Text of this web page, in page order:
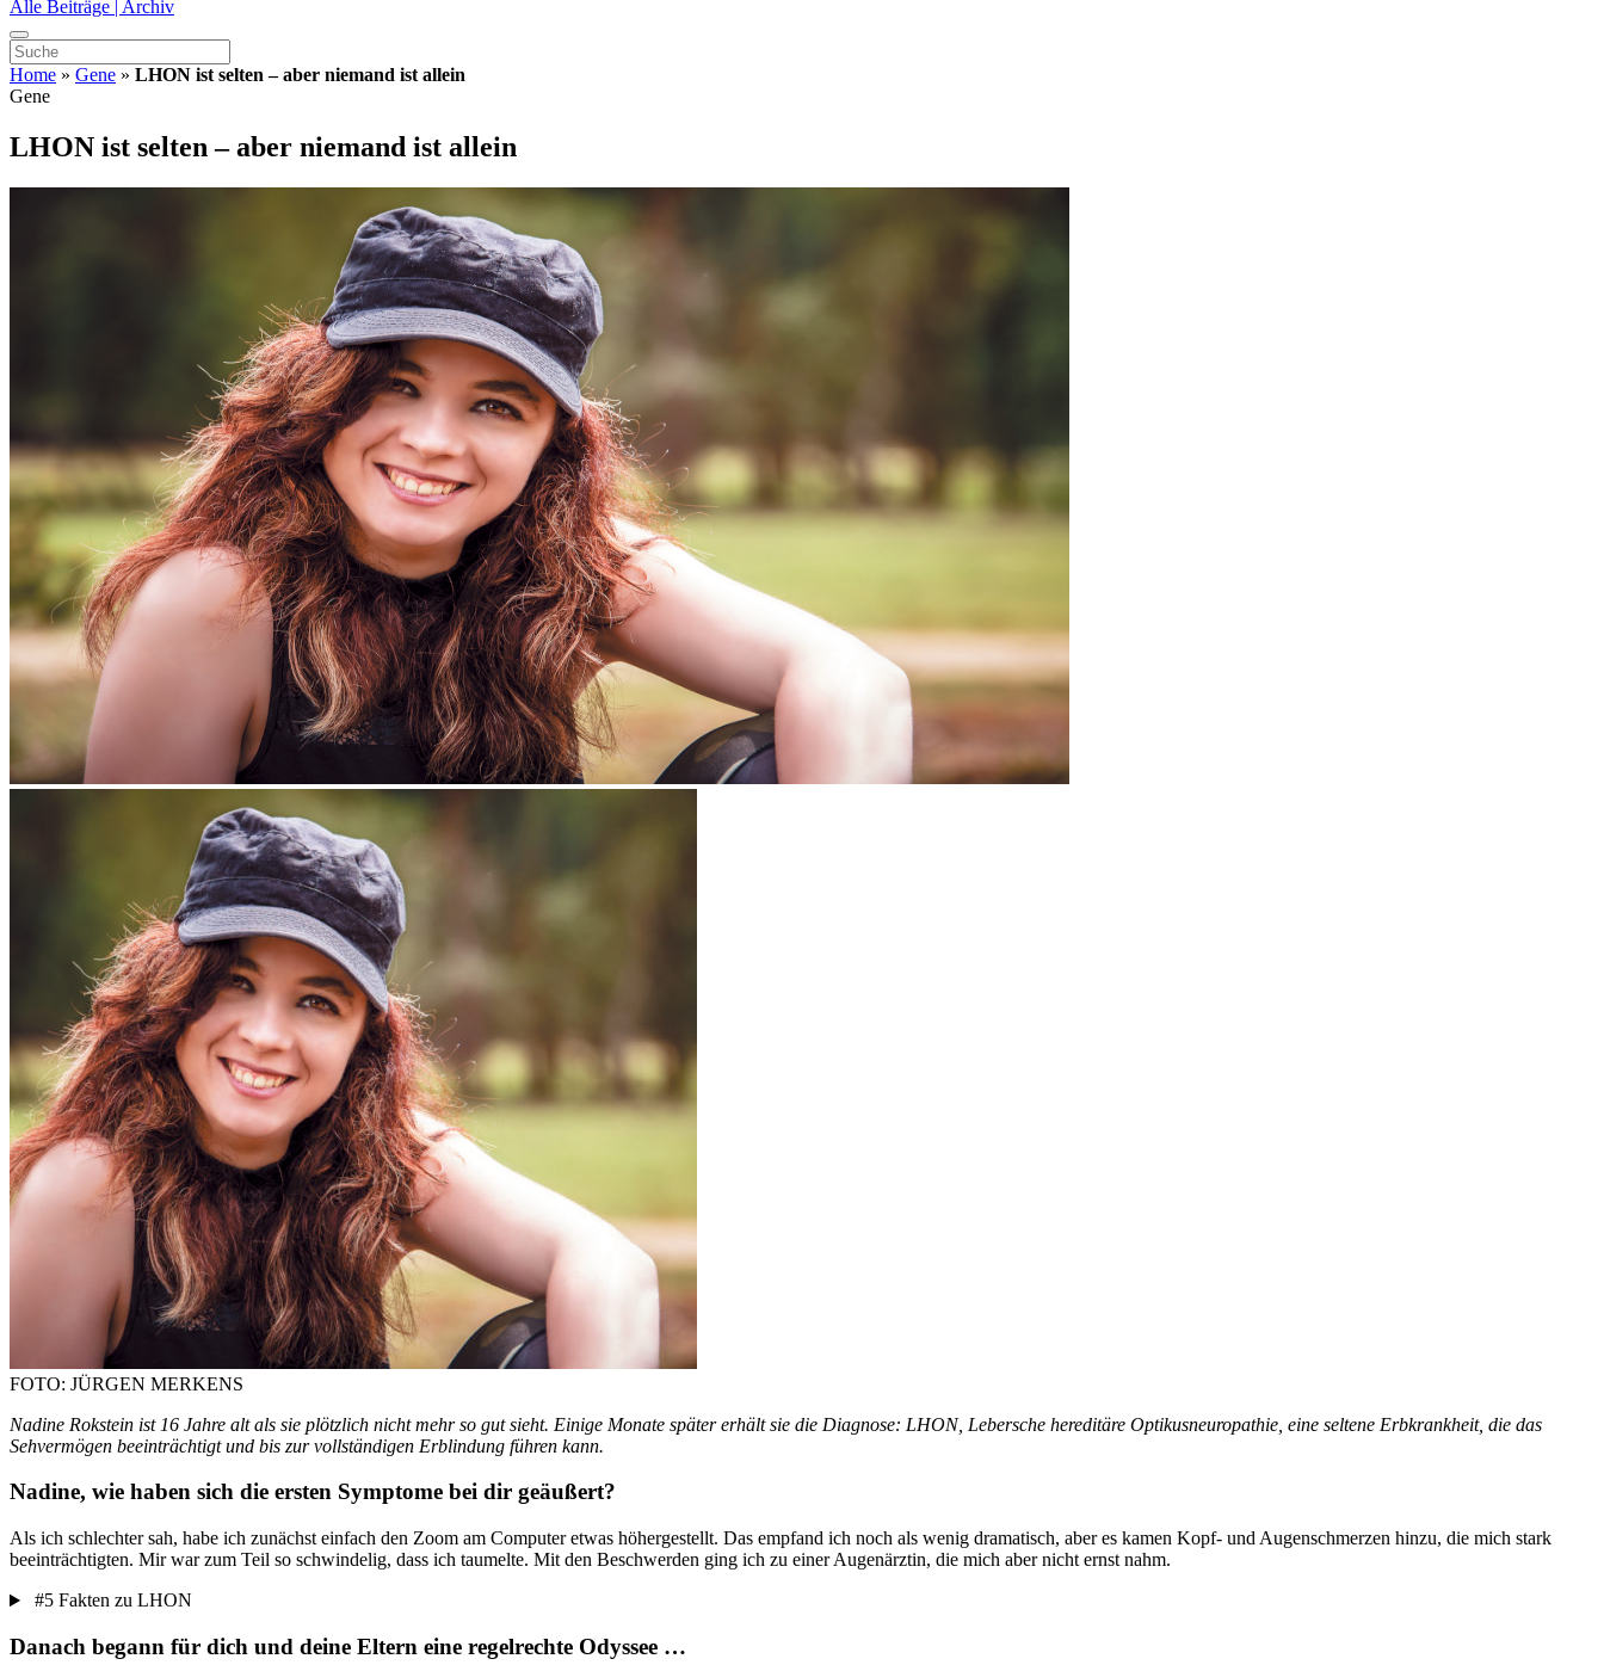
Alle Beiträge | Archiv
Home » Gene » LHON ist selten – aber niemand ist allein
Gene
LHON ist selten – aber niemand ist allein
FOTO: JÜRGEN MERKENS
Nadine Rokstein ist 16 Jahre alt als sie plötzlich nicht mehr so gut sieht. Einige Monate später erhält sie die Diagnose: LHON, Lebersche hereditäre Optikusneuropathie, eine seltene Erbkrankheit, die das
Sehvermögen beeinträchtigt und bis zur vollständigen Erblindung führen kann.
Nadine, wie haben sich die ersten Symptome bei dir geäußert?
Als ich schlechter sah, habe ich zunächst einfach den Zoom am Computer etwas höhergestellt. Das empfand ich noch als wenig dramatisch, aber es kamen Kopf- und Augenschmerzen hinzu, die mich stark
beeinträchtigten. Mir war zum Teil so schwindelig, dass ich taumelte. Mit den Beschwerden ging ich zu einer Augenärztin, die mich aber nicht ernst nahm.
#5 Fakten zu LHON
Danach begann für dich und deine Eltern eine regelrechte Odyssee …